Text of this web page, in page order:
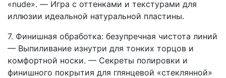
«nude». — Игра с оттенками и текстурами для
иллюзии идеальной натуральной пластины.
7. Финишная обработка: безупречная чистота линий
— Выпиливание изнутри для тонких торцов и
комфортной носки. — Секреты полировки и
финишного покрытия для глянцевой «стеклянной»